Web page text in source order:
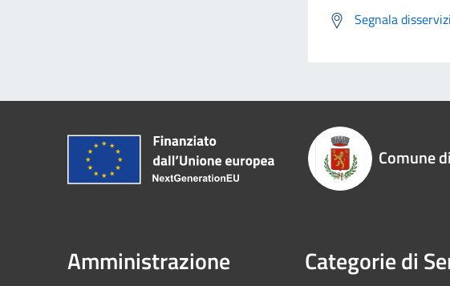
Segnala
Comune
Amministrazione Categorie di